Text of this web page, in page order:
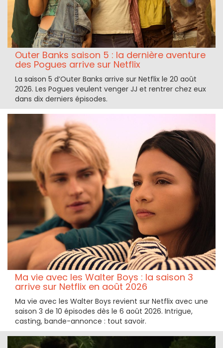
Outer Banks saison 5 : la dernière aventure
des Pogues arrive sur Netflix
La saison 5 d’Outer Banks arrive sur Netflix le 20 août
2026. Les Pogues veulent venger JJ et rentrer chez eux
dans dix derniers épisodes.
Ma vie avec les Walter Boys : la saison 3
arrive sur Netflix en août 2026
Ma vie avec les Walter Boys revient sur Netflix avec une
saison 3 de 10 épisodes dès le 6 août 2026. Intrigue,
casting, bande-annonce : tout savoir.